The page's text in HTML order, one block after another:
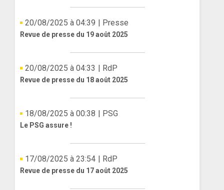
20/08/2025 à 04:39 | Presse
Revue de presse du 19 août 2025
20/08/2025 à 04:33 | RdP
Revue de presse du 18 août 2025
18/08/2025 à 00:38 | PSG
Le PSG assure !
17/08/2025 à 23:54 | RdP
Revue de presse du 17 août 2025